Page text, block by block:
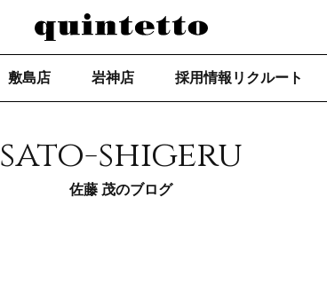
敷島店 岩神店 採用情報リクルート
sato-shigeru
佐藤 茂のブログ